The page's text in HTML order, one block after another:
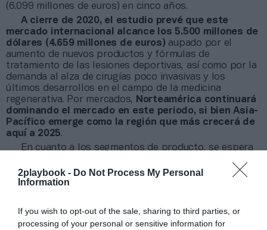
2playbook - Do Not Process My Personal
Information
If you wish to opt-out of the sale, sharing to third parties, or
processing of your personal or sensitive information for
(6.099 millones de euros) en cinco años.
A cierre de 2020, el estudio prevé que este
mercado internacional alcance los 5.500 millones de
dólares (4.659 millones de euros) aupado por el
aumento de nuevos productos y fórmulas de
tratamiento de las lesiones deportivas, así como por la
demanda al alza de cirugías poco invasivas y los
últimos desarrollos en el campo de la medicina
regenerativa. Por mercados,
Norteamérica continuará
dominando el mercado en este periodo, si bien Asia-
Pacífico emerge como la región que más crecerá de
aquí a 2025.
En cuanto a los segmentos de producto, se espera
(productos de reparación de fracturas y ligamentos,
dispositivos de artroscopia, implantes, prótesis…)
en 2019.